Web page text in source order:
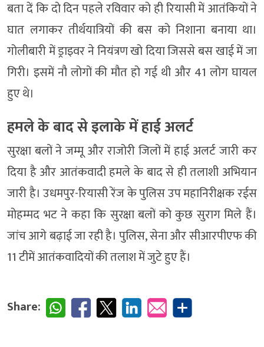
बता दें कि दो दिन पहले रविवार को ही रियासी में आतंकियों ने
घात लगाकर तीर्थयात्रियों की बस को निशाना बनाया था।
गोलीबारी में ड्राइवर ने नियंत्रण खो दिया जिससे बस खाई में जा
गिरी। इसमें नौ लोगों की मौत हो गई थी और 41 लोग घायल
हुए थे।
हमले के बाद से इलाके में हाई अलर्ट
सुरक्षा बलों ने जम्मू और राजोरी जिलों में हाई अलर्ट जारी कर
दिया है और आतंकवादी हमले के बाद से ही तलाशी अभियान
जारी है। उधमपुर-रियासी रेंज के पुलिस उप महानिरीक्षक रईस
मोहम्मद भट ने कहा कि सुरक्षा बलों को कुछ सुराग मिले हैं।
जांच आगे बढ़ाई जा रही है। पुलिस, सेना और सीआरपीएफ की
11 टीमें आतंकवादियों की तलाश में जुटे हुए हैं।
Share: